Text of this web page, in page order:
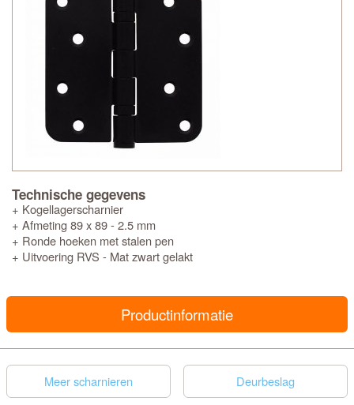
Technische gegevens
+ Kogellagerscharnier
+ Afmeting 89 x 89 - 2.5 mm
+ Ronde hoeken met stalen pen
+ Uitvoering RVS - Mat zwart gelakt
Productinformatie
Meer scharnieren Deurbeslag